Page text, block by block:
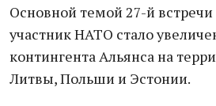
Основной темой 27-й встречи
участник НАТО стало
контингента Альянса на
Литвы, Польши и Эстонии.